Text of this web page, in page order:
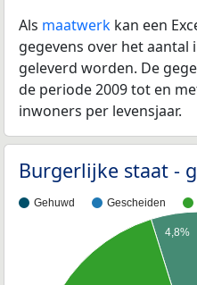
Als maatwerk kan een
gegevens over het
geleverd worden. De
de periode 2009 tot en
inwoners per levensjaar.
Burgerlijke staat -
Gehuwd Gescheiden
4,8%